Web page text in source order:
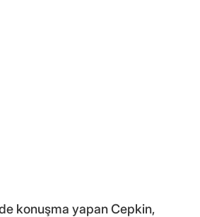
konuşma yapan Cepkin,